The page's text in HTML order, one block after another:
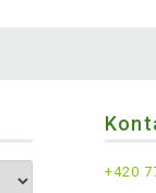
+420